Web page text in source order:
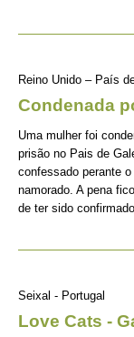
Reino Unido – País
Condenada
Uma mulher foi
prisão no Pais de
confessado perante
namorado. A pena
de ter sido
Seixal - Portugal
Love Cats -